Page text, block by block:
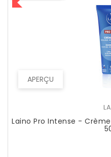
APERÇU
Laino Pro Intense -